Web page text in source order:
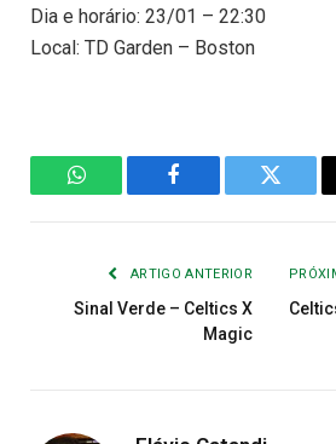
Dia e horário: 23/01 – 22:30
Local: TD Garden – Boston
WhatsAppFacebook Twitter
ARTIGO ANTERIOR
Sinal Verde – Celtics X
Magic